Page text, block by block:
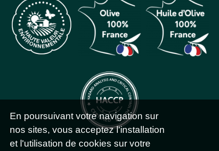
En poursuivant votre navigation sur
nos sites, vous acceptez l'installation
et l'utilisation de cookies sur votre